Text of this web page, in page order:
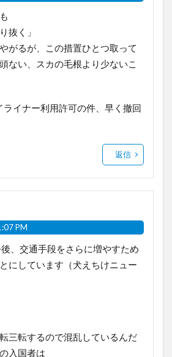
抜く」
がるが、この措置ひとつ取って
ない、スカの毛根より少ないこ
イナー利用許可の件、早く撤回
返信
PM
、交通手段をさらに増やすため
にしています（犬えちけニュー
三転するので混乱しているんだ
入国者は